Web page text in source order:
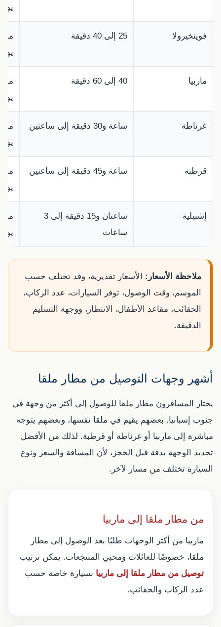
فوينخيرولا
25 إلى 40 دقيقة
ماربيا
40 إلى 60 دقيقة
غرناطة
ساعة و30 دقيقة إلى ساعتين
قرطبة
ساعة و45 دقيقة إلى ساعتين
إشبيلية
ساعتان و15 دقيقة إلى 3
ساعات
ملاحظة الأسعار: الأسعار تقديرية، وقد تختلف حسب
الموسم، وقت الوصول، توفر السيارات، عدد الركاب،
الحقائب، مقاعد الأطفال، الانتظار، ووجهة التسليم
الدقيقة.
أشهر وجهات التوصيل من مطار ملقا
يختار المسافرون مطار ملقا للوصول إلى أكثر من وجهة في
جنوب إسبانيا. بعضهم يقيم في ملقا نفسها، وبعضهم يتوجه
مباشرة إلى ماربيا أو غرناطة أو قرطبة. لذلك من الأفضل
تحديد الوجهة بدقة قبل الحجز، لأن المسافة والسعر ونوع
السيارة تختلف من مسار لآخر.
من مطار ملقا إلى ماربيا
ماربيا من أكثر الوجهات طلبًا بعد الوصول إلى مطار
ملقا، خصوصًا للعائلات ومحبي المنتجعات. يمكن ترتيب
توصيل من مطار ملقا إلى ماربيا بسيارة خاصة حسب
عدد الركاب والحقائب.